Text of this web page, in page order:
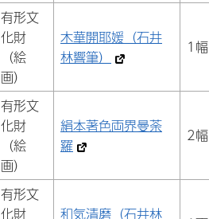
有形文
化財
（絵
画）
木華開耶媛（石井
林響筆）
1幅
有形文
化財
（絵
画）
絹本著色両界曼荼
羅
2幅
有形文
化財
和気清磨（石井林